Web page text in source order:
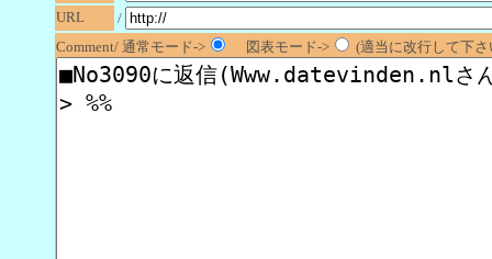
URL
/
Comment/ 通常モード->
図表モード-> (適当に改行して下